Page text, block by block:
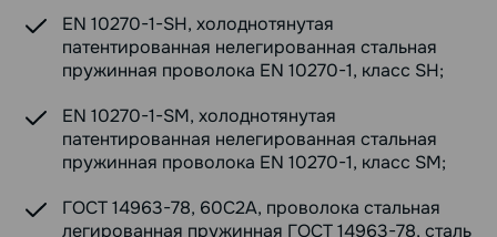
EN 10270-1-SH, холоднотянутая
патентированная нелегированная стальная
пружинная проволока EN 10270-1, класс SH;
EN 10270-1-SM, холоднотянутая
патентированная нелегированная стальная
пружинная проволока EN 10270-1, класс SM;
ГОСТ 14963-78, 60С2А, проволока стальная
легированная пружинная ГОСТ 14963-78, сталь